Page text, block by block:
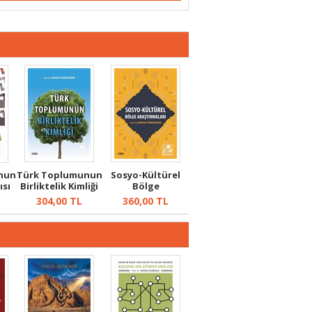
Türk Toplumunun
Birliktelik Kimliği
304,00 TL
Sosyo-Kültürel
Bölge
Araştırmaları
360,00 TL